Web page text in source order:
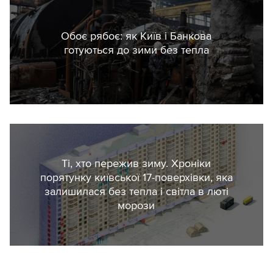
2 Аварійні генератори.
Дані відсортували за замовниками за
ключовими словами: приналежністю до
сільських, селищних, міських органів
управління (рад та військових
адміністрацій), до закладів освіти
місцевих рад та до комунальних
закладів, установ, організацій (сюди
включені й області організації).
Розподіл за областями та населеними
пунктами здійснювався за юридичною
адресою. Відповідно, деякі закупівлі
Обоє рябоє: як Київ і Банкова
готуються до зими без тепла
Ті, хто пережив зиму. Хроніки
порятунку київської 17-поверхівки, яка
залишилася без тепла і світла в люті
морози